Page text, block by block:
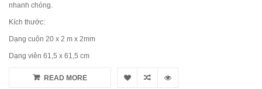
nhanh chóng.
Kích thước:
Dạng cuộn 20 x 2 m x 2mm
Dạng viên 61,5 x 61,5 cm
READ MORE